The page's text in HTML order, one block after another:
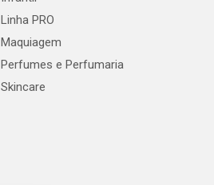
Linha PRO
Maquiagem
Perfumes e Perfumaria
Skincare